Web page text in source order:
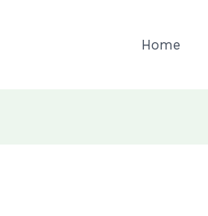
Home